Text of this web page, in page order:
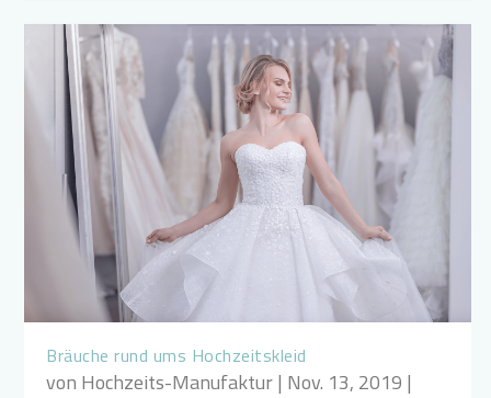
Bräuche rund ums Hochzeitskleid
von Hochzeits-Manufaktur| Nov. 13, 2019 |